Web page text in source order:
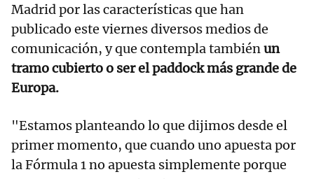
Madrid por las características que han
publicado este viernes diversos medios de
comunicación, y que contempla tambiénun
tramo cubierto o ser el paddock más grande de
Europa.
"Estamos planteando lo que dijimos desde el
primer momento, que cuando uno apuesta por
la Fórmula 1 no apuesta simplemente porque